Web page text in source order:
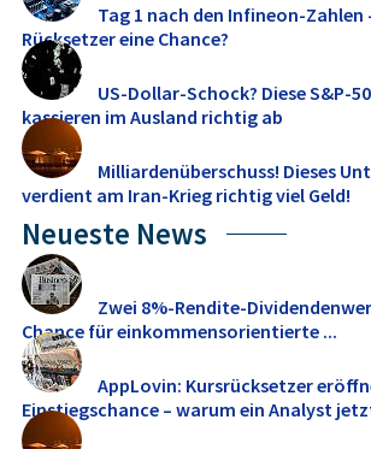
Tag 1 nach den Infineon-Zahlen
Rücksetzer eine Chance?
US-Dollar-Schock? Diese S&P-
kassieren im Ausland richtig ab
Milliardenüberschuss! Dieses
verdient am Iran-Krieg richtig viel Geld!
Neueste News
Zwei 8%-Rendite-
Chance für einkommensorientierte ...
AppLovin: Kursrücksetzer
Einstiegschance – warum ein Analyst